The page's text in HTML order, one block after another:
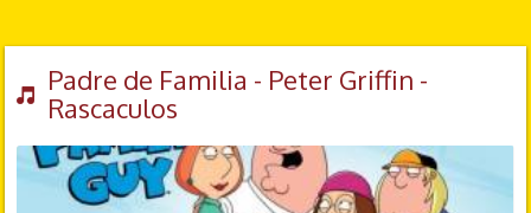
Padre de Familia - Peter Griffin -
Rascaculos